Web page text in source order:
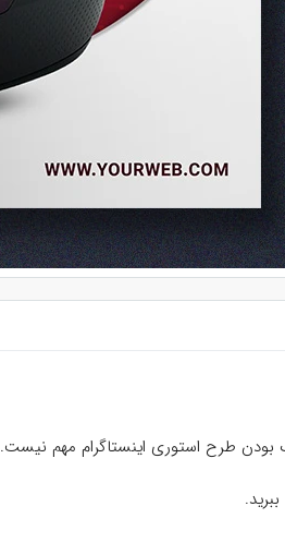
بودن طرح استوری اینستاگرام مهم نیست.